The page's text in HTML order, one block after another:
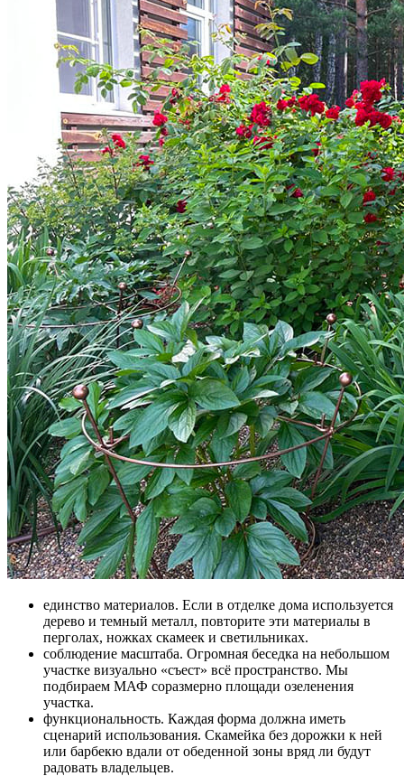
единство материалов. Если в отделке дома используется
дерево и темный металл, повторите эти материалы в
перголах, ножках скамеек и светильниках.
соблюдение масштаба. Огромная беседка на небольшом
участке визуально «съест» всё пространство. Мы
подбираем МАФ соразмерно площади озеленения
участка.
функциональность. Каждая форма должна иметь
сценарий использования. Скамейка без дорожки к ней
или барбекю вдали от обеденной зоны вряд ли будут
радовать владельцев.